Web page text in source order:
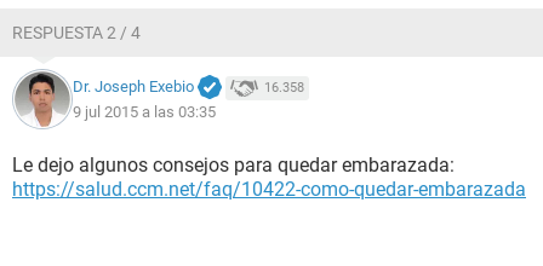
RESPUESTA 2 / 4
Dr. Joseph Exebio 16.358
9 jul 2015 a las 03:35
Le dejo algunos consejos para quedar embarazada:
https://salud.ccm.net/faq/10422-como-quedar-embarazada